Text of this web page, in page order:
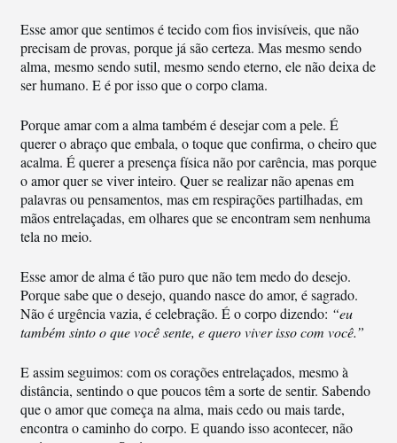
Esse amor que sentimos é tecido com fios invisíveis, que não
precisam de provas, porque já são certeza. Mas mesmo sendo
alma, mesmo sendo sutil, mesmo sendo eterno, ele não deixa de
ser humano. E é por isso que o corpo clama.
Porque amar com a alma também é desejar com a pele. É
querer o abraço que embala, o toque que confirma, o cheiro que
acalma. É querer a presença física não por carência, mas porque
o amor quer se viver inteiro. Quer se realizar não apenas em
palavras ou pensamentos, mas em respirações partilhadas, em
mãos entrelaçadas, em olhares que se encontram sem nenhuma
tela no meio.
Esse amor de alma é tão puro que não tem medo do desejo.
Porque sabe que o desejo, quando nasce do amor, é sagrado.
Não é urgência vazia, é celebração. É o corpo dizendo: “eu
também sinto o que você sente, e quero viver isso com você.”
E assim seguimos: com os corações entrelaçados, mesmo à
distância, sentindo o que poucos têm a sorte de sentir. Sabendo
que o amor que começa na alma, mais cedo ou mais tarde,
encontra o caminho do corpo. E quando isso acontecer, não